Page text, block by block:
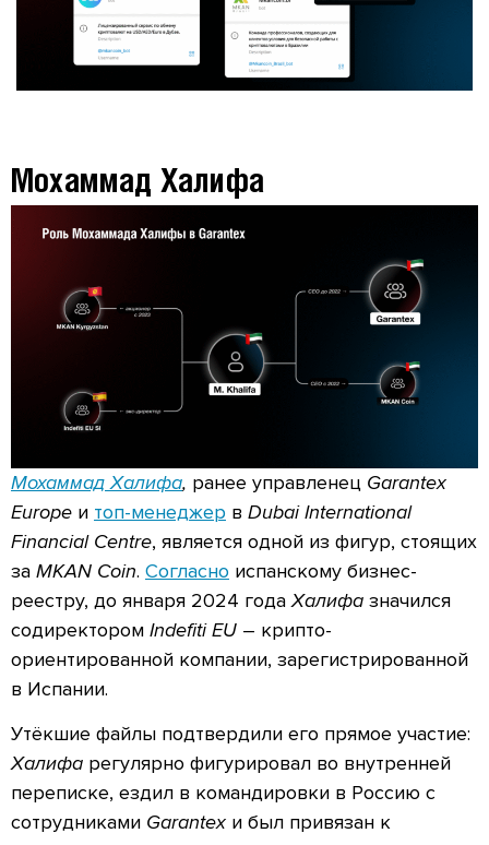
Мохаммад Халифа
МохаммадХалифа, ранее управленец Garantex
Europe и топ-менеджер в Dubai International
Financial Centre, является одной из фигур, стоящих
за MKAN Coin. Согласно испанскому бизнес-
реестру, до января 2024 годаХалифа значился
содиректором Indefiti EU – крипто-
ориентированной компании, зарегистрированной
в Испании.
Утёкшие файлы подтвердили его прямое участие:
Халифа регулярно фигурировал во внутренней
переписке, ездил в командировки в Россию с
сотрудниками Garantex и был привязан к